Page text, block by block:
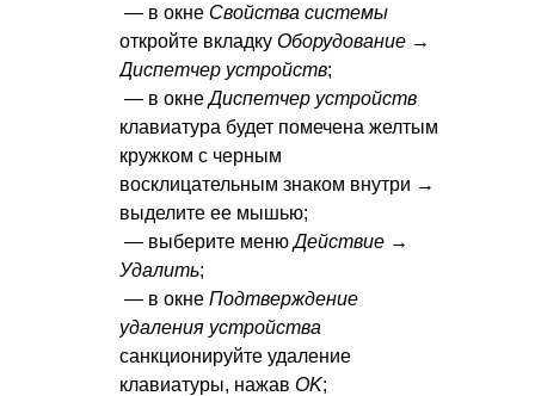
— в окне Свойства системы
откройте вкладку Оборудование →
Диспетчер устройств;
— в окнеДиспетчер устройств
клавиатура будет помечена желтым
кружком с черным
восклицательным знаком внутри →
выделите ее мышью;
— выберите менюДействие →
Удалить;
— в окне Подтверждение
удаления устройства
санкционируйте удаление
клавиатуры, нажав OK;